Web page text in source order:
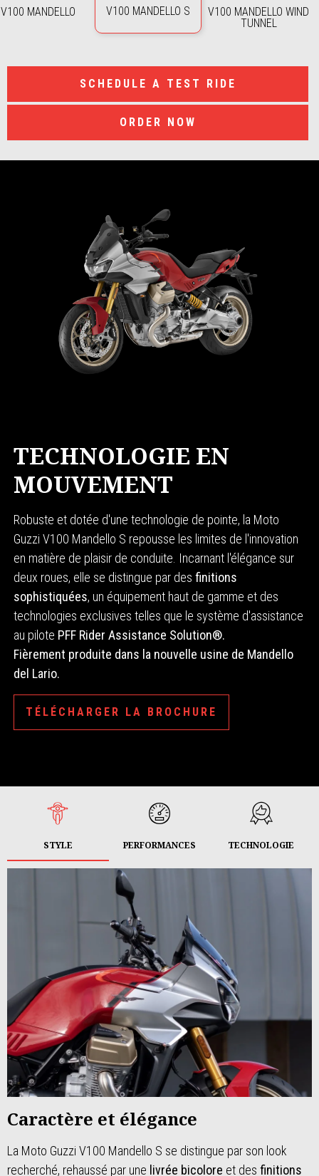
V100 MANDELLO V100 MANDELLO S
V100 MANDELLO WIND
TUNNEL
SCHEDULE A TEST RIDE
ORDER NOW
TECHNOLOGIE EN
MOUVEMENT
Robuste et dotée d'une technologie de pointe, la Moto
Guzzi V100 Mandello S repousse les limites de l'innovation
en matière de plaisir de conduite. Incarnant l'élégance sur
deux roues, elle se distingue par des finitions
sophistiquées, un équipement haut de gamme et des
technologies exclusives telles que le système d'assistance
au pilote PFF Rider Assistance Solution®.
Fièrement produite dans la nouvelle usine de Mandello
del Lario.
TÉLÉCHARGER LA BROCHURE
STYLE PERFORMANCES TECHNOLOGIE
Caractère et élégance
La Moto Guzzi V100 Mandello S se distingue par son look
recherché, rehaussé par une livrée bicolore et des finitions